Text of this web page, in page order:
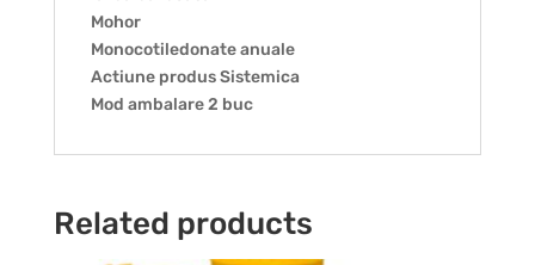
Mohor
Monocotiledonate anuale
Actiune produs Sistemica
Mod ambalare 2 buc
Related products